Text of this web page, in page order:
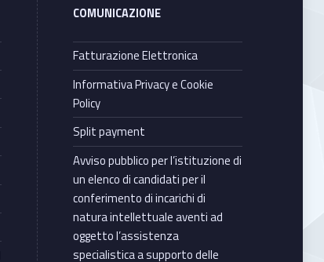
COMUNICAZIONE
Fatturazione Elettronica
Informativa Privacy e Cookie
Policy
Split payment
Avviso pubblico per l’istituzione di
un elenco di candidati per il
conferimento di incarichi di
natura intellettuale aventi ad
oggetto l’assistenza
specialistica a supporto delle